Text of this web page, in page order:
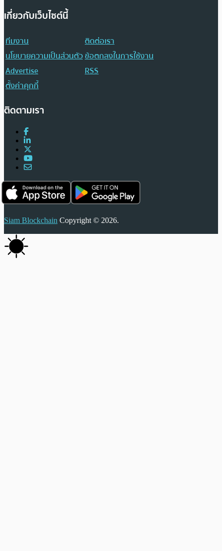
เกี่ยวกับเว็บไซต์นี้
ทีมงาน
ติดต่อเรา
นโยบายความเป็นส่วนตัวข้อตกลงในการใช้งาน
Advertise
RSS
ตั้งค่าคุกกี้
ติดตามเรา
Siam Blockchain Copyright © 2026.